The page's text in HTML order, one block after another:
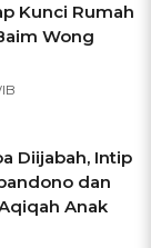
Kunci Rumah
Wong
Diijabah, Intip
dan
Anak